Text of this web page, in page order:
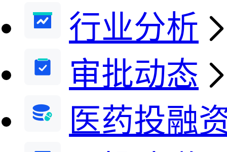
行业分析
审批动态
医药投融